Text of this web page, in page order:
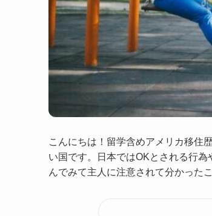
こんにちは！留学含めアメリカ移住
い国です。日本ではOKとされる行
んでみて主人に注意されて分かった